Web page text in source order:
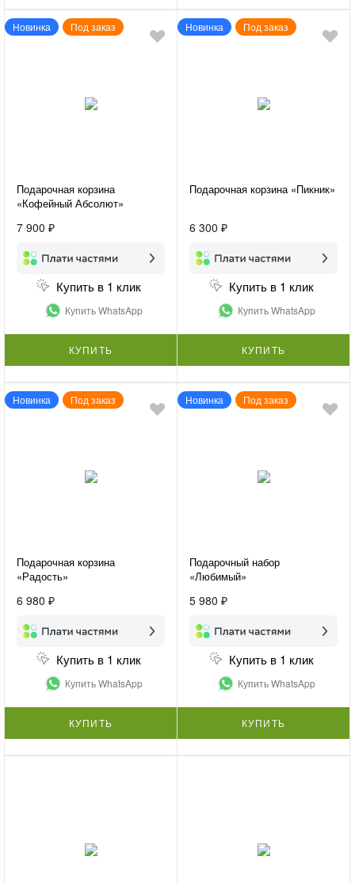
Новинка Под заказ
Подарочная корзина
«Кофейный Абсолют»
7 900 ₽
Купить в 1 клик
Купить WhatsApp
КУПИТЬ
Новинка Под заказ
Подарочная корзина «Пикник»
6 300 ₽
Купить в 1 клик
Купить WhatsApp
КУПИТЬ
Новинка Под заказ
Подарочная корзина
«Радость»
6 980 ₽
Купить в 1 клик
Купить WhatsApp
КУПИТЬ
Новинка Под заказ
Подарочный набор
«Любимый»
5 980 ₽
Купить в 1 клик
Купить WhatsApp
КУПИТЬ